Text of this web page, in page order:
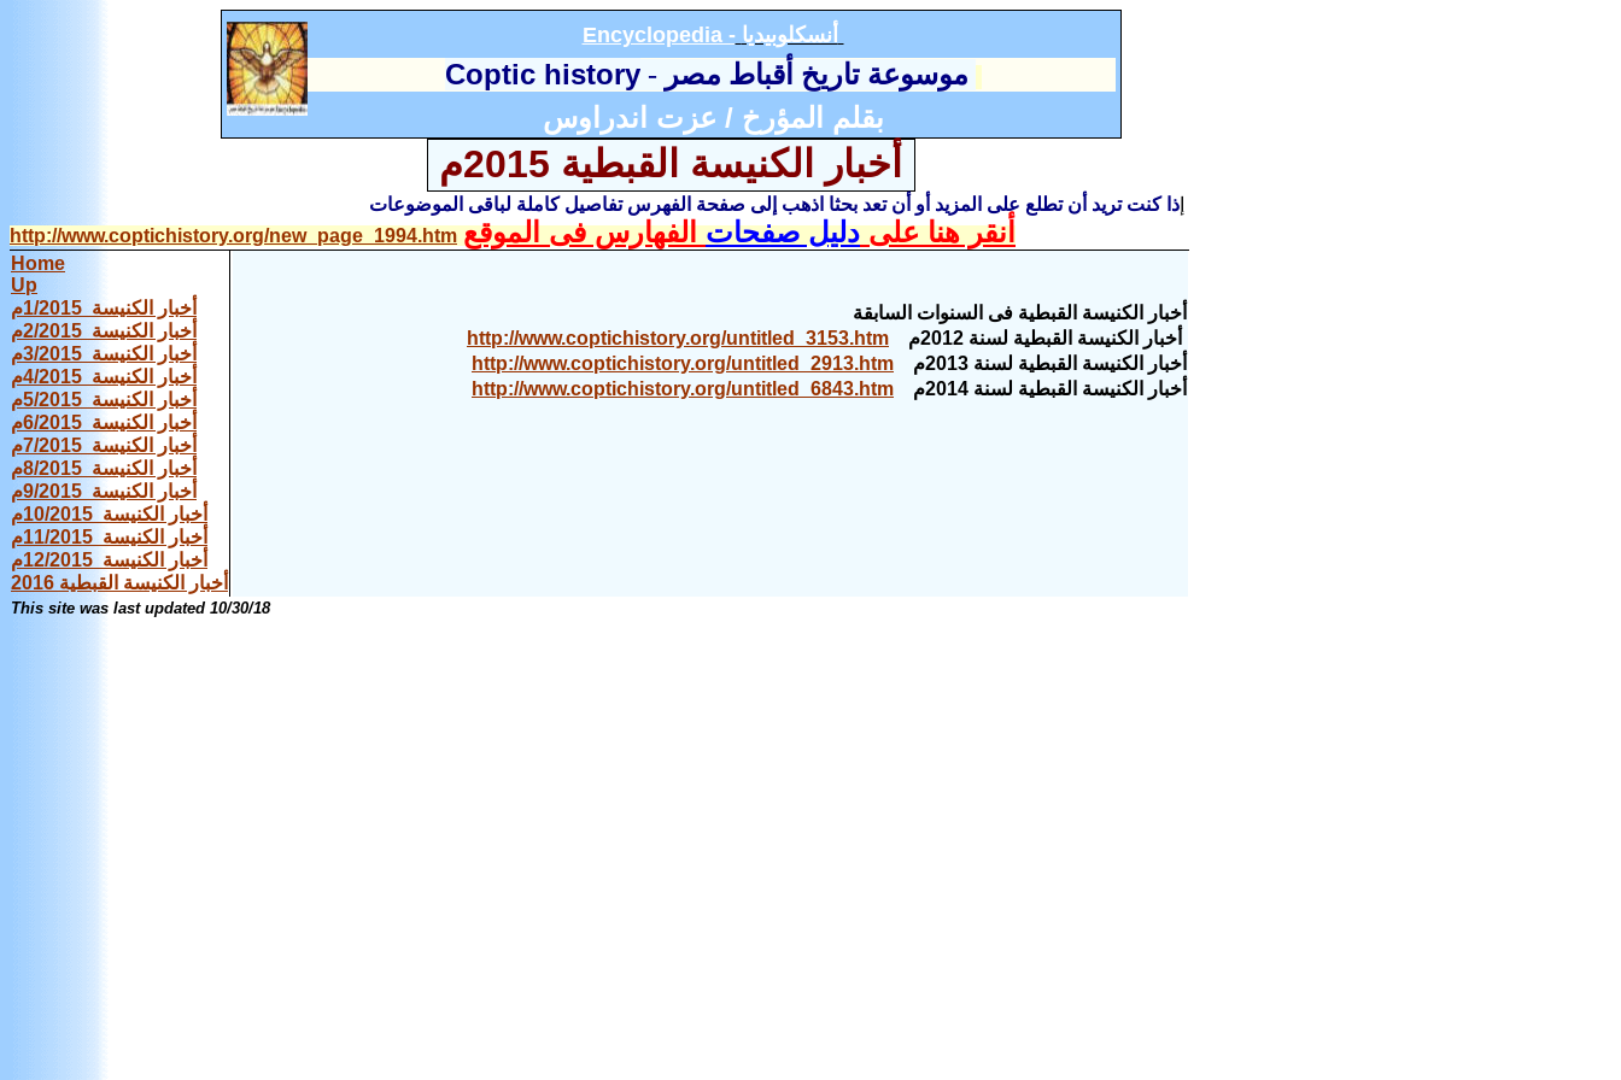
Encyclopedia - أنسكلوبيديا
موسوعة تاريخ أقباط مصر-
Coptic history
بقلم المؤرخ / عزت اندراوس
أخبار الكنيسة القبطية 2015م
ذا كنت تريد أن تطلع على المزيد أو أن تعد بحثا اذهب إلى صفحة الفهرس تفاصيل كاملة لباقى الموضوعات
أنقر هنا علىدليل صفحاتالفهارس فى الموقع http://www.coptichistory.org/new_page_1994.htm
Home
Up
أخبار الكنيسة 1/2015م
أخبار الكنيسة 2/2015م
أخبار الكنيسة 3/2015م
أخبار الكنيسة 4/2015م
أخبار الكنيسة 5/2015م
أخبار الكنيسة 6/2015م
أخبار الكنيسة 7/2015م
أخبار الكنيسة 8/2015م
أخبار الكنيسة 9/2015م
أخبار الكنيسة 10/2015م
أخبار الكنيسة 11/2015م
أخبار الكنيسة 12/2015م
أخبار الكنيسة القبطية 2016
أخبار الكنيسة القبطية فى السنوات السابقة
أخبار الكنيسة القبطية لسنة 2012م
http://www.coptichistory.org/untitled_3153.htm
أخبار الكنيسة القبطية لسنة 201 3 م
http://www.coptichistory.org/untitled_2913.htm
أخبار الكنيسة القبطية لسنة 201 4 م http://www.coptichistory.org/untitled_6843.htm
This site was last updated 10/30/18